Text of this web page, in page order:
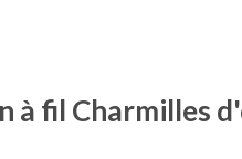
fil Charmilles